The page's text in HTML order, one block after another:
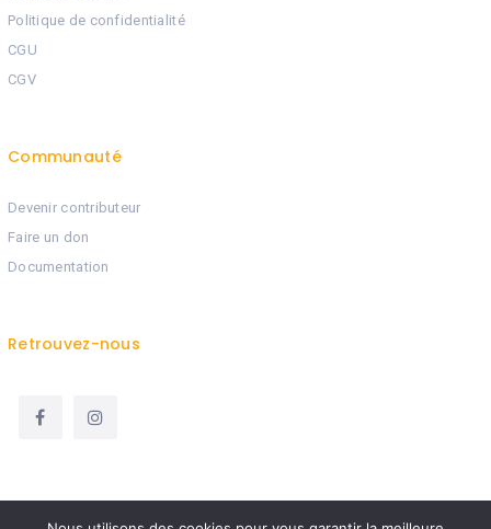
Politique de confidentialité
CGU
CGV
Communauté
Devenir contributeur
Faire un don
Documentation
Retrouvez-nous